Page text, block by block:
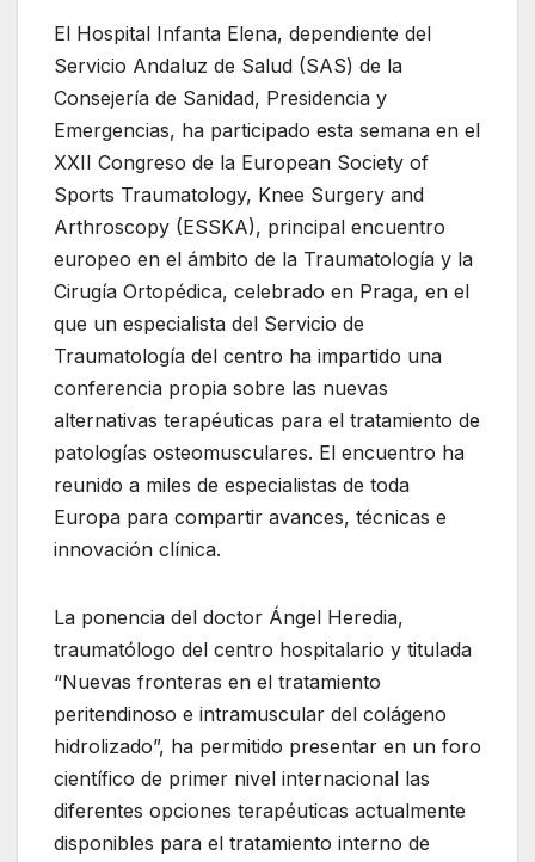
El Hospital Infanta Elena, dependiente del
Servicio Andaluz de Salud (SAS) de la
Consejería de Sanidad, Presidencia y
Emergencias, ha participado esta semana en el
XXII Congreso de la European Society of
Sports Traumatology, Knee Surgery and
Arthroscopy (ESSKA), principal encuentro
europeo en el ámbito de la Traumatología y la
Cirugía Ortopédica, celebrado en Praga, en el
que un especialista del Servicio de
Traumatología del centro ha impartido una
conferencia propia sobre las nuevas
alternativas terapéuticas para el tratamiento de
patologías osteomusculares. El encuentro ha
reunido a miles de especialistas de toda
Europa para compartir avances, técnicas e
innovación clínica.
La ponencia del doctor Ángel Heredia,
traumatólogo del centro hospitalario y titulada
“Nuevas fronteras en el tratamiento
peritendinoso e intramuscular del colágeno
hidrolizado”, ha permitido presentar en un foro
científico de primer nivel internacional las
diferentes opciones terapéuticas actualmente
disponibles para el tratamiento interno de